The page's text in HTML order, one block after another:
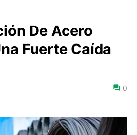
De Acero
Fuerte Caída
0